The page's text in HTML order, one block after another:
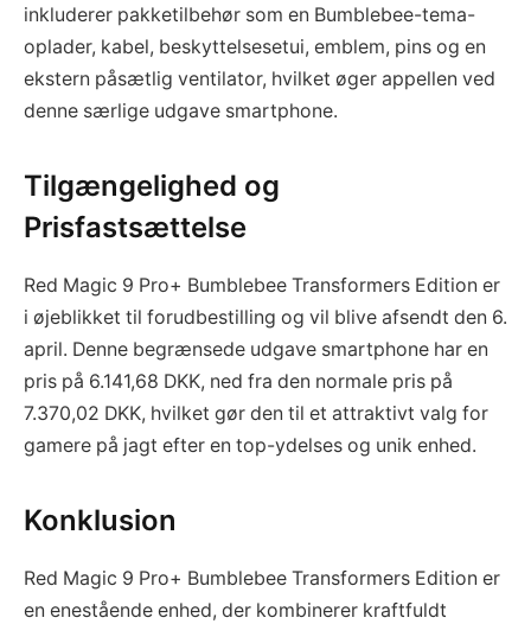
inkluderer pakketilbehør som en Bumblebee-tema-
oplader, kabel, beskyttelsesetui, emblem, pins og en
ekstern påsætlig ventilator, hvilket øger appellen ved
denne særlige udgave smartphone.
Tilgængelighed og
Prisfastsættelse
Red Magic 9 Pro+ Bumblebee Transformers Edition er
i øjeblikket til forudbestilling og vil blive afsendt den 6.
april. Denne begrænsede udgave smartphone har en
pris på 6.141,68 DKK, ned fra den normale pris på
7.370,02 DKK, hvilket gør den til et attraktivt valg for
gamere på jagt efter en top-ydelses og unik enhed.
Konklusion
Red Magic 9 Pro+ Bumblebee Transformers Edition er
en enestående enhed, der kombinerer kraftfuldt